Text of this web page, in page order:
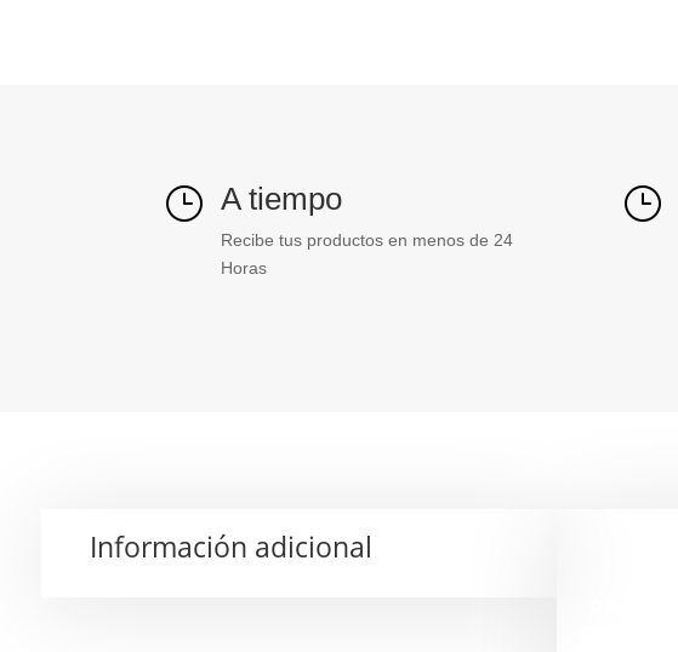
} A tiempo
Recibe tus productos en menos de 24
Horas
}
Información adicional